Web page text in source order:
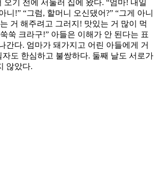
오기 전에 서둘러 집에 왔다. “엄마! 내일
니!” “그럼, 할머니 오신댔어?” “그게 아니
거 해주려고 그러지! 맛있는 거 많이 먹
쑥 크라구!” 아들은 이해가 안 된다는 표
간다. 엄마가 돼가지고 어린 아들에게 거
도 한심하고 불쌍하다. 둘째 날도 서로가
않았다.